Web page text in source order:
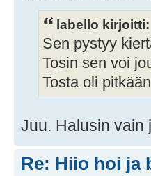
labello kirjoitti:
Sen pystyy
Tosin sen voi
Tosta oli
Juu. Halusin vain
Re: Hiio hoi ja